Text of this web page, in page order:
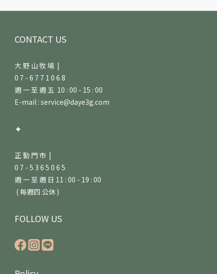
CONTACT US
大 野 山 牧 場 |
0 7 - 6 7 7 1 0 6 8
週 一 至 週 五 10 : 00 - 15 : 00
E-mail : service@daye3g.com
✦
正 勤 門 市 |
0 7 - 5 3 6 5 0 6 5
週 一 至 週 日 11 : 00 - 19 : 00
( 每週四 公休 )
FOLLOW US